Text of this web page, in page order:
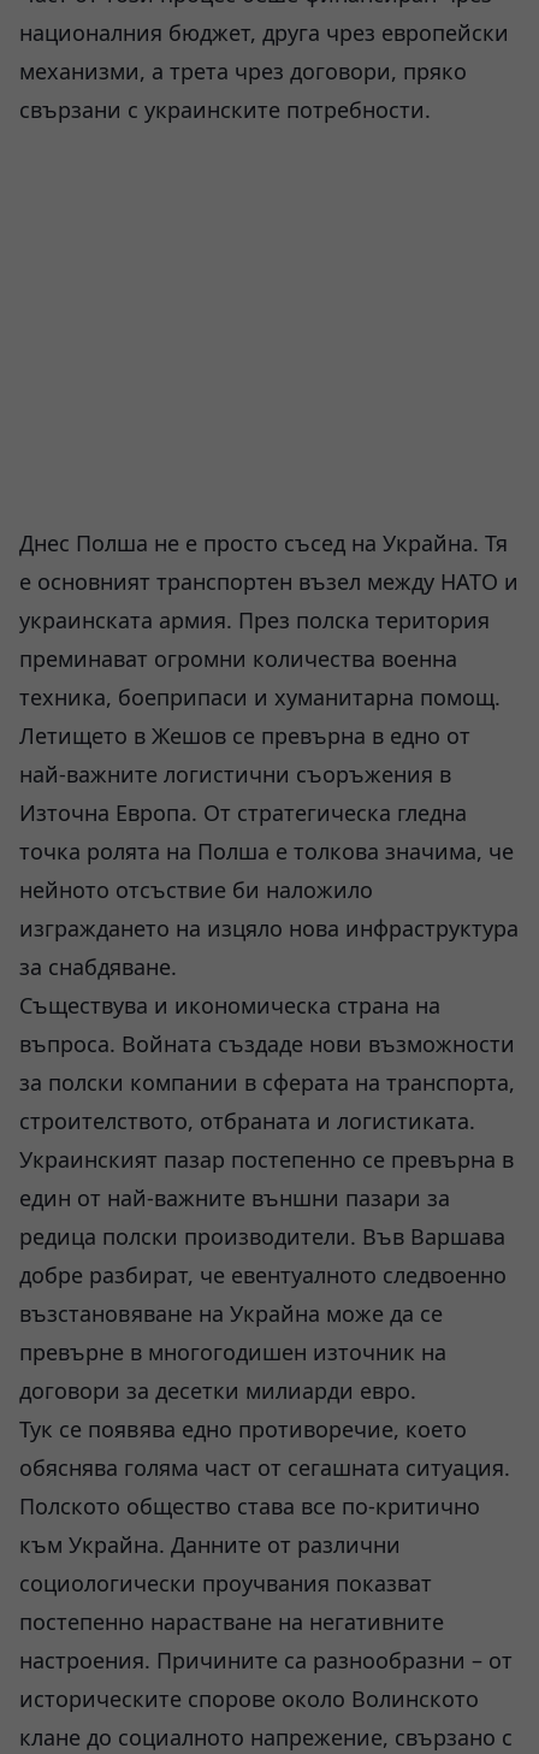
националния бюджет, друга чрез европейски
механизми, а трета чрез договори, пряко
свързани с украинските потребности.
Днес Полша не е просто съсед на Украйна. Тя
е основният транспортен възел между НАТО и
украинската армия. През полска територия
преминават огромни количества военна
техника, боеприпаси и хуманитарна помощ.
Летището в Жешов се превърна в едно от
най-важните логистични съоръжения в
Източна Европа. От стратегическа гледна
точка ролята на Полша е толкова значима, че
нейното отсъствие би наложило
изграждането на изцяло нова инфраструктура
за снабдяване.
Съществува и икономическа страна на
въпроса. Войната създаде нови възможности
за полски компании в сферата на транспорта,
строителството, отбраната и логистиката.
Украинският пазар постепенно се превърна в
един от най-важните външни пазари за
редица полски производители. Във Варшава
добре разбират, че евентуалното следвоенно
възстановяване на Украйна може да се
превърне в многогодишен източник на
договори за десетки милиарди евро.
Тук се появява едно противоречие, което
обяснява голяма част от сегашната ситуация.
Полското общество става все по-критично
към Украйна. Данните от различни
социологически проучвания показват
постепенно нарастване на негативните
настроения. Причините са разнообразни – от
историческите спорове около Волинското
клане до социалното напрежение, свързано с